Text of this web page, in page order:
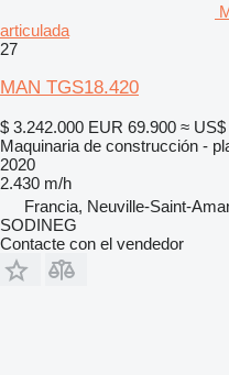
articulada
27
MAN TGS18.420
$ 3.242.000 EUR 69.900 ≈ US$
Maquinaria de construcción -
2020
2.430 m/h
Francia, Neuville-Saint-
SODINEG
Contacte con el vendedor